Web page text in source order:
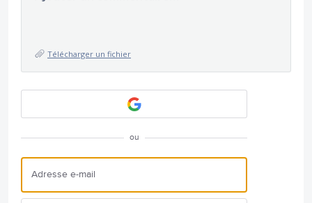
Télécharger un fichier
ou